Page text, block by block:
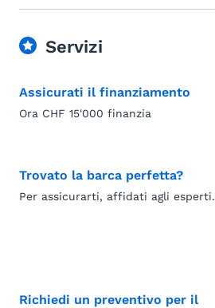
Servizi
Assicurati il finanziamento
Ora CHF 15'000 finanzia
Trovato la barca perfetta?
Per assicurarti, affidati agli esperti.
Richiedi un preventivo per il